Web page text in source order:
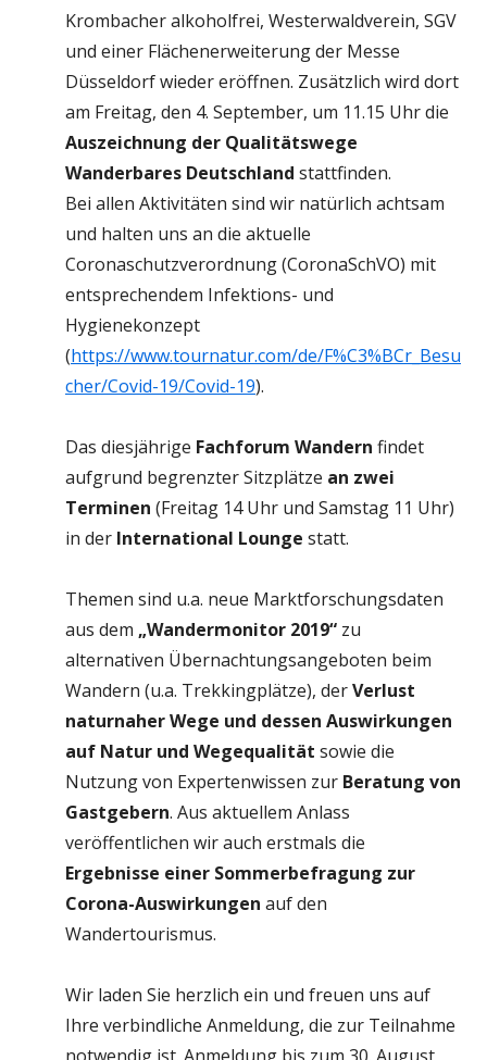
Krombacher alkoholfrei, Westerwaldverein, SGV
und einer Flächenerweiterung der Messe
Düsseldorf wieder eröffnen. Zusätzlich wird dort
am Freitag, den 4. September, um 11.15 Uhr die
Auszeichnung der Qualitätswege
Wanderbares Deutschland stattfinden.
Bei allen Aktivitäten sind wir natürlich achtsam
und halten uns an die aktuelle
Coronaschutzverordnung (CoronaSchVO) mit
entsprechendem Infektions- und
Hygienekonzept
(https://www.tournatur.com/de/F%C3%BCr_Besu
cher/Covid-19/Covid-19).
Das diesjährige Fachforum Wandern findet
aufgrund begrenzter Sitzplätze an zwei
Terminen (Freitag 14 Uhr und Samstag 11 Uhr)
in der International Lounge statt.
Themen sind u.a. neue Marktforschungsdaten
aus dem „Wandermonitor 2019“ zu
alternativen Übernachtungsangeboten beim
Wandern (u.a. Trekkingplätze), derVerlust
naturnaher Wege und dessen Auswirkungen
auf Natur und Wegequalität sowie die
Nutzung von Expertenwissen zur Beratung von
Gastgebern. Aus aktuellem Anlass
veröffentlichen wir auch erstmals die
Ergebnisse einer Sommerbefragung zur
Corona-Auswirkungen auf den
Wandertourismus.
Wir laden Sie herzlich ein und freuen uns auf
Ihre verbindliche Anmeldung, die zur Teilnahme